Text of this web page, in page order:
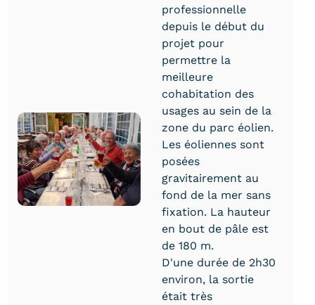
professionnelle
depuis le début du
projet pour
permettre la
meilleure
cohabitation des
usages au sein de la
zone du parc éolien.
Les éoliennes sont
posées
gravitairement au
fond de la mer sans
fixation. La hauteur
en bout de pâle est
de 180 m.
D'une durée de 2h30
environ, la sortie
était très